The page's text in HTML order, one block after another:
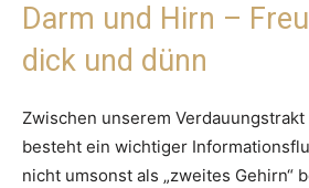
Darm und Hirn –
dick und dünn
Zwischen unserem
besteht ein wichtiger
nicht umsonst als „zweites Gehirn“